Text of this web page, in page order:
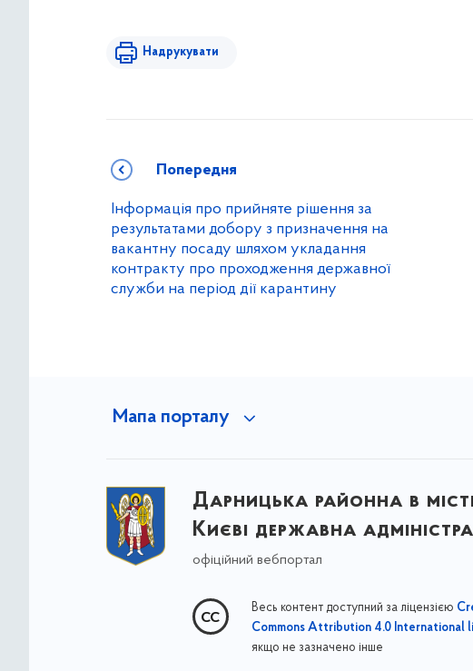
Надрукувати
Попередня
Інформація про прийняте рішення за
результатами добору з призначення на
вакантну посаду шляхом укладання
контракту про проходження державної
служби на період дії карантину
Мапа порталу
Дарницька районна в місті
Києві державна
офіційний вебпортал
Весь контент доступний за ліцензією
Commons Attribution 4.0 International
якщо не зазначено інше